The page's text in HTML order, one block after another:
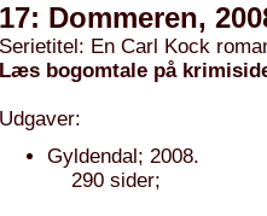
17: Dommeren,
Serietitel: En Carl Kock
Læs bogomtale på
Udgaver:
Gyldendal; 2008.
290 sider;